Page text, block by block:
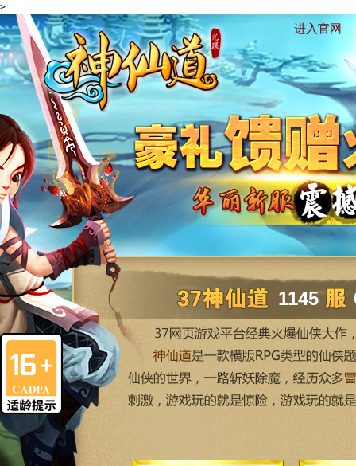
>
进入官网
1145